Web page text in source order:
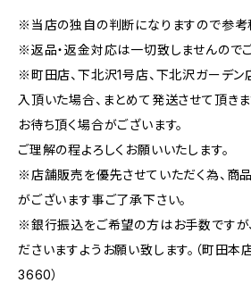
※当店の独自の判断になりますので参考
※返品・返金対応は一切致しませんのでご
※町田店、下北沢1号店、下北沢ガーデン
入頂いた場合、まとめて発送させて頂き
お待ち頂く場合がございます。
ご理解の程よろしくお願いいたします。
※店舗販売を優先させていただく為、商
がございます事ご了承下さい。
※銀行振込をご希望の方はお手数ですが
ださいますようお願い致します。（町田
3660）